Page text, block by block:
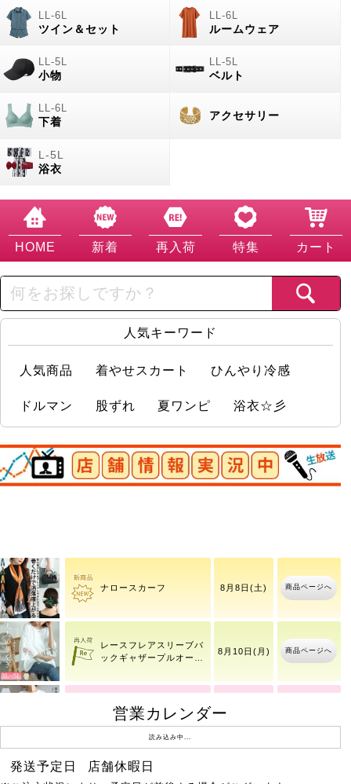
ツイン＆セット ルームウェア
小物 ベルト
下着
アクセサリー
浴衣
HOME 新着 再入荷 特集 カート
人気キーワード
人気商品 着やせスカート ひんやり冷感
ドルマン 股ずれ 夏ワンピ 浴衣☆彡
店舗情報実況中
ナロースカーフ 8月8日(土) 商品ページへ
レースフレアスリーブバ
ックギャザープルオーバ
8月10日(月) 商品ページへ
接触
ドットフレアスリーブプ
営業カレンダー
読み込み中...
発送予定日 店舗休暇日